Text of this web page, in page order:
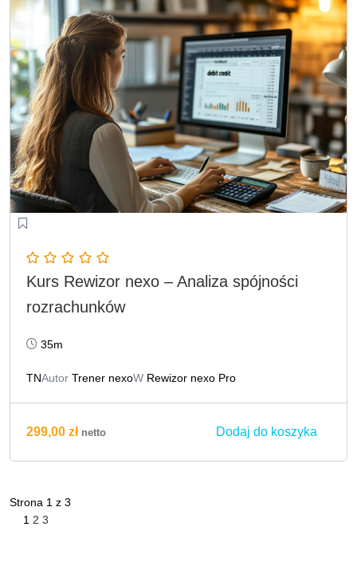
Kurs Rewizor nexo – Analiza spójności
rozrachunków
35m
TNAutor Trener nexoW Rewizor nexo Pro
299,00 zł netto Dodaj do koszyka
Strona 1 z 3
1 2 3